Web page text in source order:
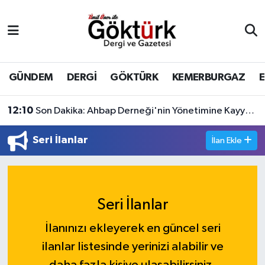
GÜNDEM DERGİ GÖKTÜRK KEMERBURGAZ
12:10 Son Dakika: Ahbap Derneği'nin Yönetimine Kayyum Atandı
Seri İlanlar İlan Ekle
Seri İlanlar
İlanınızı ekleyerek en güncel seri
ilanlar listesinde yerinizi alabilir ve
BİLİM
DERGİ
DÜNYA
EĞİTİM
GÖKTÜRK
Eyüpsultan Hava Durumu
Eyüpsultan Trafik Yoğunluk Haritası
Süper Lig Puan Durumu ve Fikstür
Tüm Manşetler
Son Dakika Haberleri